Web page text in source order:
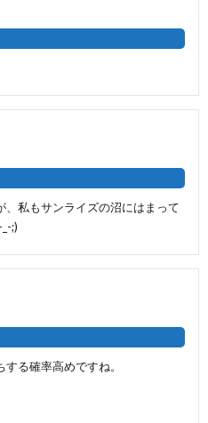
私もサンライズの沼にはまって
;)
る確率高めですね。